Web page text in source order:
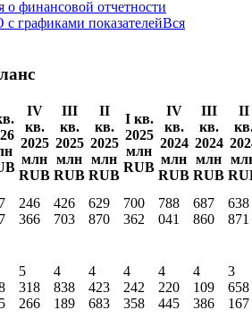
Cbonds
Методика
финансовой отчетности
показателей
IV
2025
млн
III
2025
млн
II
2025
млн
2025
млн
RUB
IV
2024
млн
III
2024
млн
II
246
366
426
703
629
870
700
362
788
041
687
860
638
871